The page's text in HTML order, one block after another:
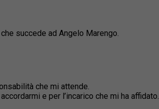
che succede ad Angelo Marengo.
che mi attende.
e per l’incarico che mi ha affidato.